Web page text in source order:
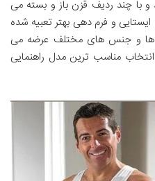
با چند ردیف قزن باز و بسته می
و فرم دهی بهتر تعبیه شده
و جنس های مختلف عرضه می
مناسب ترین مدل راهنمایی